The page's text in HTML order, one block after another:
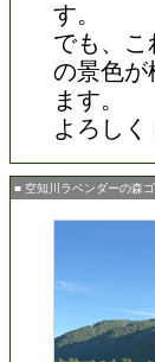
す。
でも、
の景色が
ます。
よろしく
■ 空知川ラベンダーの森